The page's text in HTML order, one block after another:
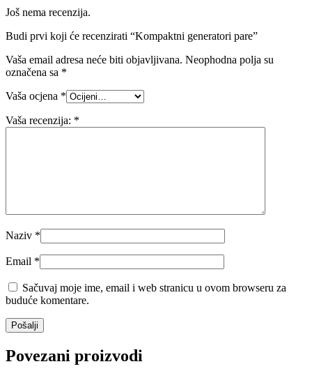
Još nema recenzija.
Budi prvi koji će recenzirati “Kompaktni generatori pare”
Vaša email adresa neće biti objavljivana. Neophodna polja su
označena sa *
Vaša ocjena *
Vaša recenzija: *
Naziv *
Email *
Sačuvaj moje ime, email i web stranicu u ovom browseru za
buduće komentare.
Povezani proizvodi